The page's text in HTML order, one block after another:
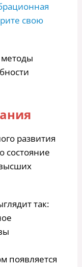
свою
развития
состояние
так:
появляется